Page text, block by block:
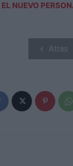
EL NUEVO
Atrás